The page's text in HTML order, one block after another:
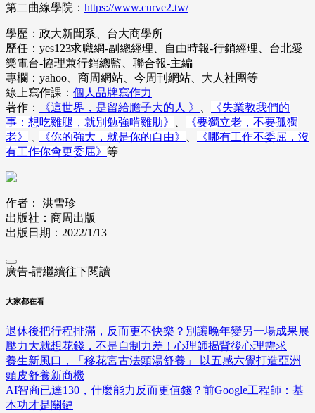
第二曲線學院： https://www.curve2.tw/
學歷：政大新聞系、台大商學所
歷任：yes123求職網-副總經理、自由時報-行銷經理、台北愛
樂電台-協理兼行銷總監、聯合報-主編
專欄：yahoo、商周網站、今周刊網站、大人社團等
線上寫作課： 個人品牌寫作力
著作：
《這世界，是留給膽子大的人 》
《失業教我們的
事：想吃雞腿，就別勉強啃雞肋》
《要獨立老，不要孤獨
老》
《你的強大，就是你的自由》
《哪有工作不委屈，沒
有工作你會更委屈》 等
作者： 洪雪珍
出版社：商周出版
出版日期：2022/1/13
廣告-請繼續往下閱讀
大家都在看
退休後把行程排滿，反而更不快樂？別讓晚年變另一場成果展
壓力大就想花錢，不是自制力差！心理師揭背後心理需求
養生新風口，「移花宮古法頭湯舒養」 以五感六覺打造亞洲
頭皮舒養新商機
AI智商已達130，什麼能力反而更值錢？前Google工程師：基
本功才是關鍵